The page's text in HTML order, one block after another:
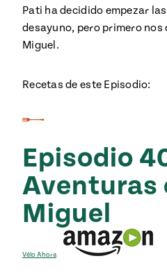
of
Kitchens
Pati ha decidido empezar
desayuno, pero primero nos
Miguel.
Recetas de este Episodio:
Episodio
Aventuras
Miguel
Vélo Ahora